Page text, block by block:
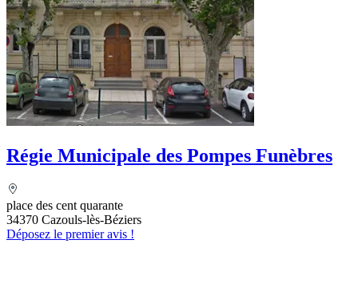
Régie Municipale des Pompes Funèbres
place des cent quarante
34370 Cazouls-lès-Béziers
Déposez le premier avis !